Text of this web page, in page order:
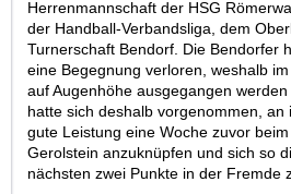
Herrenmannschaft der HSG
der Handball-Verbandsliga, dem
Turnerschaft Bendorf. Die Bendorfer
eine Begegnung verloren, weshalb
auf Augenhöhe ausgegangen
hatte sich deshalb vorgenommen, an
gute Leistung eine Woche zuvor
Gerolstein anzuknüpfen und sich so
nächsten zwei Punkte in der Fremde